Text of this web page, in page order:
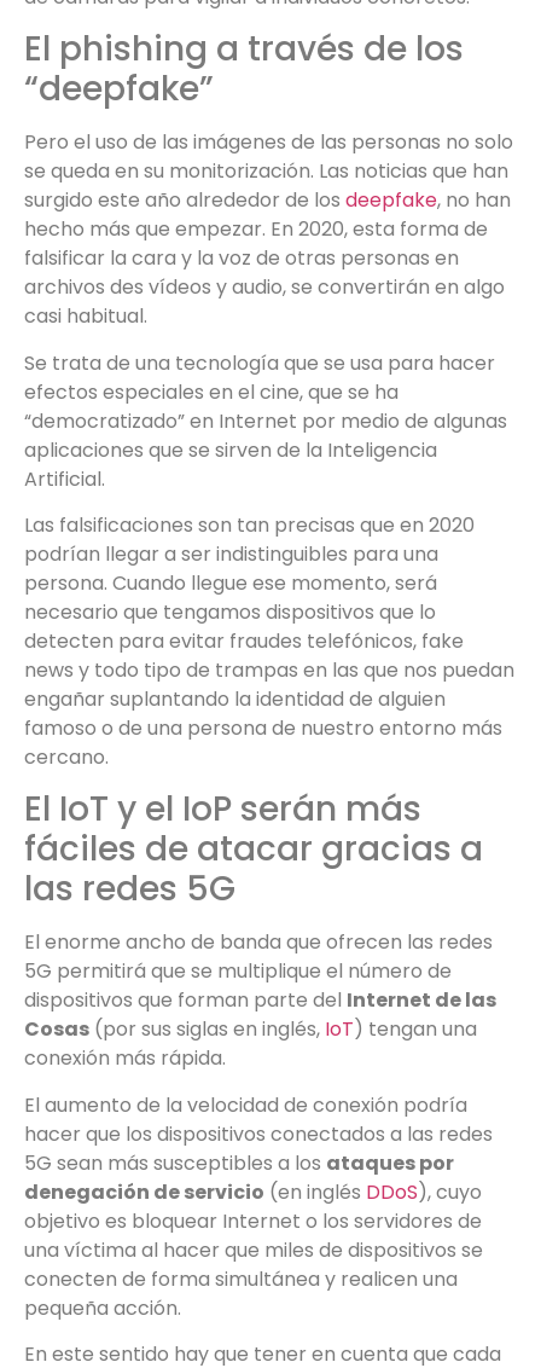
El phishing a través de los
“deepfake”
Pero el uso de las imágenes de las personas no solo
se queda en su monitorización. Las noticias que han
surgido este año alrededor de los deepfake, no han
hecho más que empezar. En 2020, esta forma de
falsificar la cara y la voz de otras personas en
archivos des vídeos y audio, se convertirán en algo
casi habitual.
Se trata de una tecnología que se usa para hacer
efectos especiales en el cine, que se ha
“democratizado” en Internet por medio de algunas
aplicaciones que se sirven de la Inteligencia
Artificial.
Las falsificaciones son tan precisas que en 2020
podrían llegar a ser indistinguibles para una
persona. Cuando llegue ese momento, será
necesario que tengamos dispositivos que lo
detecten para evitar fraudes telefónicos, fake
news y todo tipo de trampas en las que nos puedan
engañar suplantando la identidad de alguien
famoso o de una persona de nuestro entorno más
cercano.
El IoT y el IoP serán más
fáciles de atacar gracias a
las redes 5G
El enorme ancho de banda que ofrecen las redes
5G permitirá que se multiplique el número de
dispositivos que forman parte del Internet de las
Cosas (por sus siglas en inglés, IoT) tengan una
conexión más rápida.
El aumento de la velocidad de conexión podría
hacer que los dispositivos conectados a las redes
5G sean más susceptibles a los ataques por
denegación de servicio (en inglés DDoS), cuyo
objetivo es bloquear Internet o los servidores de
una víctima al hacer que miles de dispositivos se
conecten de forma simultánea y realicen una
pequeña acción.
En este sentido hay que tener en cuenta que cada